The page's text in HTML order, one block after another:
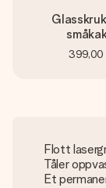
399,00
Flott
Tåler
Et